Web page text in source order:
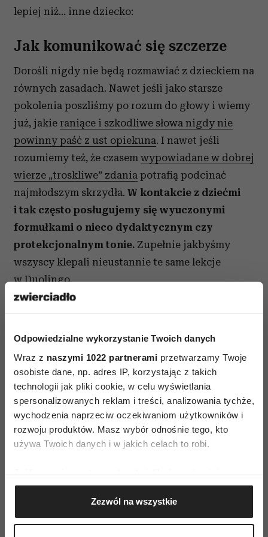
Odpowiedzialne wykorzystanie Twoich danych
Wraz z naszymi 1022 partnerami przetwarzamy Twoje
osobiste dane, np. adres IP, korzystając z takich
technologii jak pliki cookie, w celu wyświetlania
spersonalizowanych reklam i treści, analizowania tychże,
wychodzenia naprzeciw oczekiwaniom użytkowników i
rozwoju produktów. Masz wybór odnośnie tego, kto
używa Twoich danych i w jakich celach to robi.
Jeśli wyrazisz na to zgodę, chcielibyśmy również:
Gromadzić dane dotyczące Twojej lokalizacji
geograficznej z dokładnością nawet do kilku metrów
Identyfikować Twoje urządzenie, aktywnie
Zezwól na wszystkie
lepiej niż… inne dziecko:
Jak komunikować się szczerze
Dorośli nigdy nie będą rozmawiać z dzieckiem na
równych zasadach. Nawet jeśli jako starsze
pokolenia poszliśmy po rozum do głowy i wiemy
już, jakie raniące i szkodliwe słowa nigdy nie
powinny paść z ust opiekuna. I nawet jeśli
rozumiemy też, że czasem wypowiadane w dobrej
wierze „troskliwe” zdania potrafią podcinać
najmłodszym skrzydła. W kontakcie z dziećmi
i tak często posługujemy się wyuczonymi
formułkami o nieco dydaktycznym czy
protekcjonalnym tonie. Zupełnie jakbyśmy
wszyscy klepali nieustannie te same lekcje
w Duolingo.
chce się dowiedzieć, czy stoi przed nim
hipopotam, czy może żyrafa. Doskonale zna
odpowiedź i jedynie „testuje” wiedzę młodszego
rozmówcy. Z kolei gdyby takie pytanie padło
z ust rówieśnika, ten naprawdę chciałby
wiedzieć, jaki to gatunek. Podobnie jest
z fałszywymi komplementami. Aby nie urazić
podczas gdy jego koleżanki i koledzy raczej
wyraziliby szczerą opinię.